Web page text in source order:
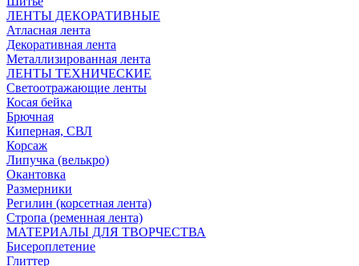
ЛЕНТЫ ДЕКОРАТИВНЫЕ
Атласная лента
Декоративная лента
Металлизированная лента
ЛЕНТЫ ТЕХНИЧЕСКИЕ
Светоотражающие ленты
Косая бейка
Брючная
Киперная, СВЛ
Корсаж
Липучка (велькро)
Окантовка
Размерники
Регилин (корсетная лента)
Стропа (ременная лента)
МАТЕРИАЛЫ ДЛЯ ТВОРЧЕСТВА
Бисероплетение
Глиттер